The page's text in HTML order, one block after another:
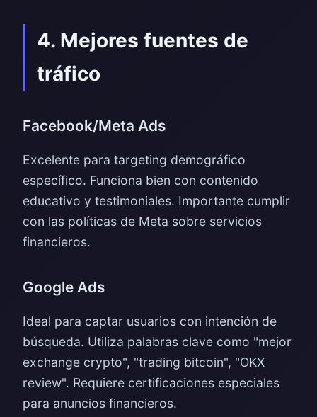
4. Mejores fuentes de
tráfico
Facebook/Meta Ads
Excelente para targeting demográfico
específico. Funciona bien con contenido
educativo y testimoniales. Importante cumplir
con las políticas de Meta sobre servicios
financieros.
Google Ads
Ideal para captar usuarios con intención de
búsqueda. Utiliza palabras clave como "mejor
exchange crypto", "trading bitcoin", "OKX
review". Requiere certificaciones especiales
para anuncios financieros.